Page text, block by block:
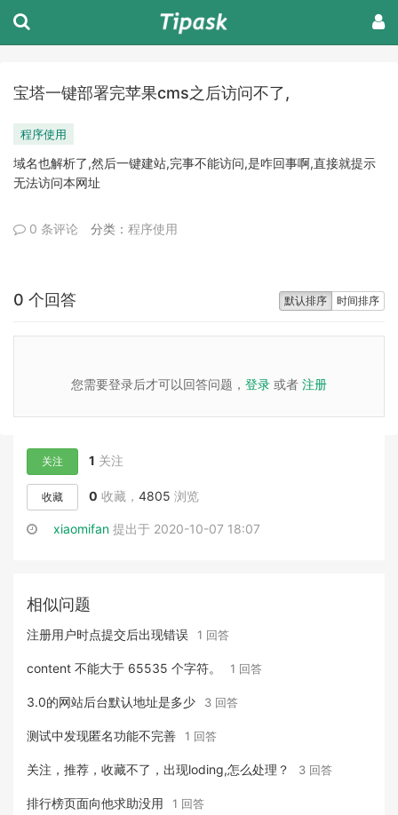
宝塔一键部署完苹果cms之后访问不了,
程序使用
域名也解析了,然后一键建站,完事不能访问,是咋回事啊,直接就提示
无法访问本网址
0 条评论 分类： 程序使用
默认排序 时间排序
0 个回答
您需要登录后才可以回答问题， 登录 或者 注册
关注 1 关注
收藏 0 收藏， 4805 浏览
xiaomifan 提出于 2020-10-07 18:07
相似问题
注册用户时点提交后出现错误 1 回答
content 不能大于 65535 个字符。 1 回答
3.0的网站后台默认地址是多少 3 回答
测试中发现匿名功能不完善 1 回答
关注，推荐，收藏不了，出现loding,怎么处理？ 3 回答
排行榜页面向他求助没用 1 回答